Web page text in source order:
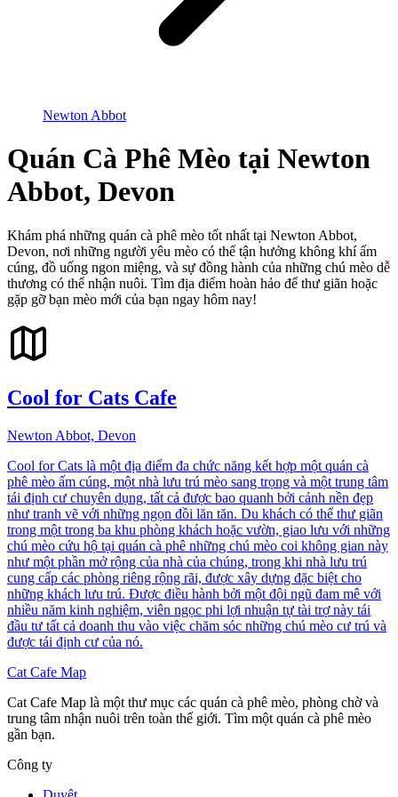
Newton Abbot
Quán Cà Phê Mèo tại Newton
Abbot, Devon
Khám phá những quán cà phê mèo tốt nhất tại Newton Abbot,
Devon, nơi những người yêu mèo có thể tận hưởng không khí ấm
cúng, đồ uống ngon miệng, và sự đồng hành của những chú mèo dễ
thương có thể nhận nuôi. Tìm địa điểm hoàn hảo để thư giãn hoặc
gặp gỡ bạn mèo mới của bạn ngay hôm nay!
Cool for Cats Cafe
Newton Abbot, Devon
Cool for Cats là một địa điểm đa chức năng kết hợp một quán cà
phê mèo ấm cúng, một nhà lưu trú mèo sang trọng và một trung tâm
tái định cư chuyên dụng, tất cả được bao quanh bởi cảnh nền đẹp
như tranh vẽ với những ngọn đồi lăn tăn. Du khách có thể thư giãn
trong một trong ba khu phòng khách hoặc vườn, giao lưu với những
chú mèo cứu hộ tại quán cà phê những chú mèo coi không gian này
như một phần mở rộng của nhà của chúng, trong khi nhà lưu trú
cung cấp các phòng riêng rộng rãi, được xây dựng đặc biệt cho
những khách lưu trú. Được điều hành bởi một đội ngũ đam mê với
nhiều năm kinh nghiệm, viên ngọc phi lợi nhuận tự tài trợ này tái
đầu tư tất cả doanh thu vào việc chăm sóc những chú mèo cư trú và
được tái định cư của nó.
Cat Cafe Map
Cat Cafe Map là một thư mục các quán cà phê mèo, phòng chờ và
trung tâm nhận nuôi trên toàn thế giới. Tìm một quán cà phê mèo
gần bạn.
Công ty